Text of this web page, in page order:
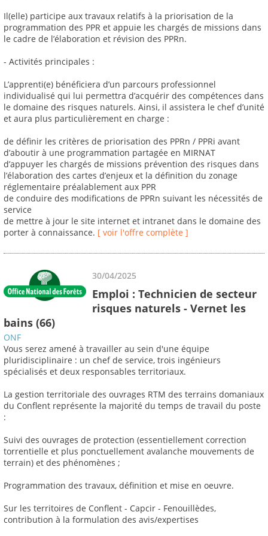
Il(elle) participe aux travaux relatifs à la priorisation de la
programmation des PPR et appuie les chargés de missions dans
le cadre de l’élaboration et révision des PPRn.
- Activités principales :
L’apprenti(e) bénéficiera d’un parcours professionnel
individualisé qui lui permettra d’acquérir des compétences dans
le domaine des risques naturels. Ainsi, il assistera le chef d’unité
et aura plus particulièrement en charge :
de définir les critères de priorisation des PPRn / PPRi avant
d’aboutir à une programmation partagée en MIRNAT
d’appuyer les chargés de missions prévention des risques dans
l’élaboration des cartes d’enjeux et la définition du zonage
réglementaire préalablement aux PPR
de conduire des modifications de PPRn suivant les nécessités de
service
de mettre à jour le site internet et intranet dans le domaine des
porter à connaissance. [ voir l'offre complète ]
30/04/2025
Emploi : Technicien de secteur
risques naturels - Vernet les
bains (66)
ONF
Vous serez amené à travailler au sein d'une équipe
pluridisciplinaire : un chef de service, trois ingénieurs
spécialisés et deux responsables territoriaux.
La gestion territoriale des ouvrages RTM des terrains domaniaux
du Conflent représente la majorité du temps de travail du poste
:
Suivi des ouvrages de protection (essentiellement correction
torrentielle et plus ponctuellement avalanche mouvements de
terrain) et des phénomènes ;
Programmation des travaux, définition et mise en oeuvre.
Sur les territoires de Conflent - Capcir - Fenouillèdes,
contribution à la formulation des avis/expertises